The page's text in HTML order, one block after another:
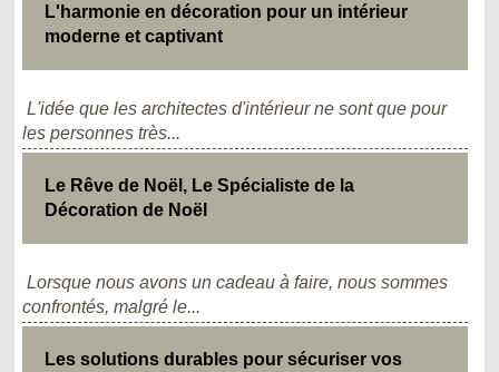
L'harmonie en décoration pour un intérieur
moderne et captivant
L'idée que les architectes d'intérieur ne sont que pour
les personnes très...
Le Rêve de Noël, Le Spécialiste de la
Décoration de Noël
Lorsque nous avons un cadeau à faire, nous sommes
confrontés, malgré le...
Les solutions durables pour sécuriser vos